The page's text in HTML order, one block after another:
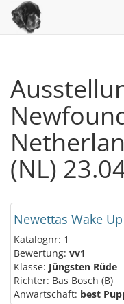
(NL)
Newettas Wake
Katalognr: 1
Bewertung: vv1
Klasse: Jüngsten Rüde
Richter: Bas Bosch (B)
Anwartschaft: best